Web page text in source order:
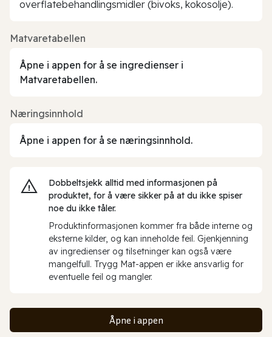
overflatebehandlingsmidler (bivoks, kokosolje).
Matvaretabellen
Åpne i appen for å se ingredienser i
Matvaretabellen.
Næringsinnhold
Åpne i appen for å se næringsinnhold.
Dobbeltsjekk alltid med informasjonen på
produktet, for å være sikker på at du ikke spiser
noe du ikke tåler.
Produktinformasjonen kommer fra både interne og
eksterne kilder, og kan inneholde feil. Gjenkjenning
av ingredienser og tilsetninger kan også være
mangelfull. Trygg Mat-appen er ikke ansvarlig for
eventuelle feil og mangler.
Åpne i appen